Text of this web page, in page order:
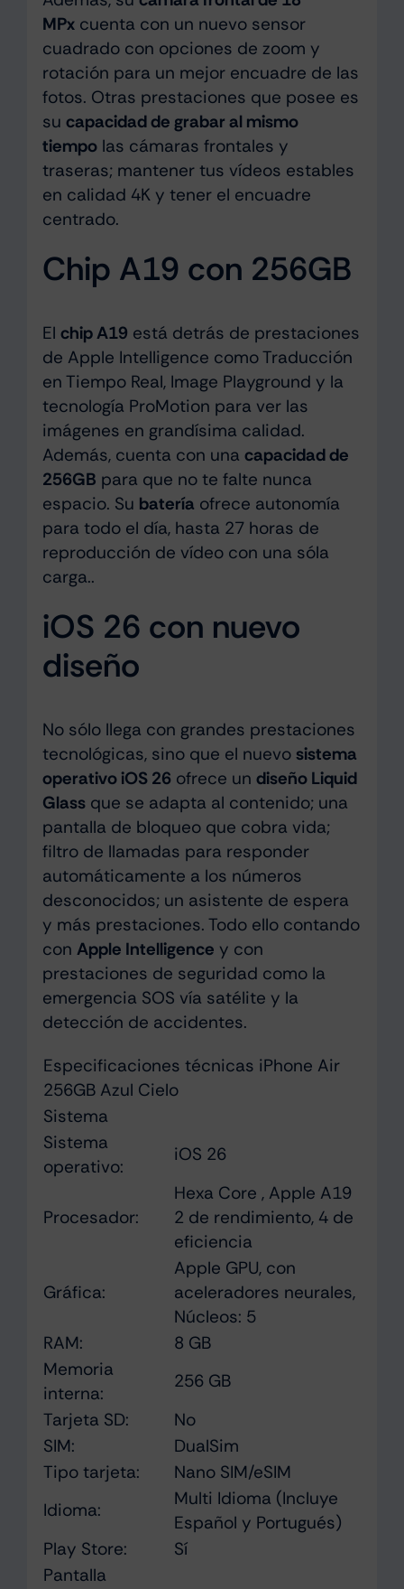
MPxcuenta con un nuevo sensor
cuadrado con opciones de zoom y
rotación para un mejor encuadre de las
fotos. Otras prestaciones que posee es
su capacidad de grabar al mismo
tiempolas cámaras frontales y
traseras; mantener tus vídeos estables
en calidad 4K y tener el encuadre
centrado.
Chip A19 con 256GB
El chip A19 está detrás de prestaciones
de Apple Intelligence como Traducción
en Tiempo Real, Image Playground y la
tecnología ProMotion para ver las
imágenes en grandísima calidad.
Además, cuenta con una capacidad de
256GB para que no te falte nunca
espacio. Su batería ofrece autonomía
para todo el día, hasta 27 horas de
reproducción de vídeo con una sóla
carga..
iOS 26 con nuevo
diseño
No sólo llega con grandes prestaciones
tecnológicas, sino que el nuevo sistema
operativo iOS 26 ofrece un diseño Liquid
Glass que se adapta al contenido; una
pantalla de bloqueo que cobra vida;
filtro de llamadas para responder
automáticamente a los números
desconocidos; un asistente de espera
y más prestaciones. Todo ello contando
con Apple Intelligence y con
prestaciones de seguridad como la
emergencia SOS vía satélite y la
detección de accidentes.
Especificaciones técnicas iPhone Air
256GB Azul Cielo
Sistema
Sistema
operativo:
iOS 26
Procesador:
Hexa Core , Apple A19
2 de rendimiento, 4 de
eficiencia
Gráfica:
Apple GPU, con
aceleradores neurales,
Núcleos: 5
RAM:
8 GB
Memoria
interna:
256 GB
Tarjeta SD:
No
SIM:
DualSim
Tipo tarjeta:
Nano SIM/eSIM
Idioma:
Multi Idioma (Incluye
Español y Portugués)
Play Store:
Sí
Pantalla